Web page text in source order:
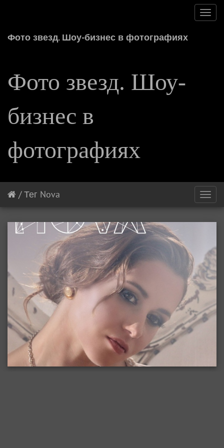
Фото звезд. Шоу-бизнес в фотографиях
Фото звезд. Шоу-
бизнес в
фотографиях
/Тег Nova